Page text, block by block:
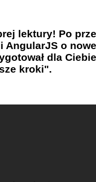
lektury! Po
AngularJS o
dla
kroki".